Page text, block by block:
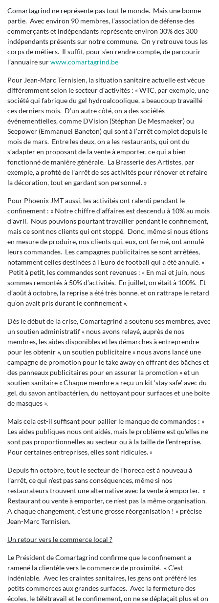
Comartagrind ne représente pas tout le monde. Mais une bonne
partie. Avec environ 90 membres, l’association de défense des
commerçants et indépendants représente environ 30% des 300
indépendants présents sur notre commune. On y retrouve tous les
corps de métiers. Il suffit, pour s’en rendre compte, de parcourir
l’annuaire surwww.comartagrind.be
Pour Jean-Marc Ternisien, la situation sanitaire actuelle est vécue
différemment selon le secteur d’activités : « WTC, par exemple, une
société qui fabrique du gel hydroalcoolique, a beaucoup travaillé
ces derniers mois. D’un autre côté, on a des sociétés
événementielles, comme DVision (Stéphan De Mesmaeker) ou
Seepower (Emmanuel Baneton) qui sont à l’arrêt complet depuis le
mois de mars. Entre les deux, on a les restaurants, qui ont du
s’adapter en proposant de la vente à emporter, ce qui a bien
fonctionné de manière générale. La Brasserie des Artistes, par
exemple, a profité de l’arrêt de ses activités pour rénover et refaire
la décoration, tout en gardant son personnel. »
Pour Phoenix JMT aussi, les activités ont ralenti pendant le
confinement : « Notre chiffre d’affaires est descendu à 10% au mois
d’avril. Nous pouvions pourtant travailler pendant le confinement,
mais ce sont nos clients qui ont stoppé. Donc, même si nous étions
en mesure de produire, nos clients qui, eux, ont fermé, ont annulé
leurs commandes. Les campagnes publicitaires se sont arrêtées,
notamment celles destinées à l’Euro de football qui a été annulé. »
Petit à petit, les commandes sont revenues : « En mai et juin, nous
sommes remontés à 50% d’activités. En juillet, on était à 100%. Et
d’août à octobre, la reprise a été très bonne, et on rattrape le retard
qu’on avait pris durant le confinement ».
Dès le début de la crise, Comartagrind a soutenu ses membres, avec
un soutien administratif « nous avons relayé, auprès de nos
membres, les aides disponibles et les démarches à entreprendre
pour les obtenir », un soutien publicitaire « nous avons lancé une
campagne de promotion pour le take away en offrant des bâches et
des panneaux publicitaires pour en assurer la promotion » et un
soutien sanitaire « Chaque membre a reçu un kit ‘stay safe’ avec du
gel, du savon antibactérien, du nettoyant pour surfaces et une boite
de masques ».
Mais cela est-il suffisant pour pallier le manque de commandes : «
Les aides publiques nous ont aidés, mais le problème est qu’elles ne
sont pas proportionnelles au secteur ou à la taille de l’entreprise.
Pour certaines entreprises, elles sont ridicules. »
Depuis fin octobre, tout le secteur de l’horeca est à nouveau à
l’arrêt, ce qui n’est pas sans conséquences, même si nos
restaurateurs trouvent une alternative avec la vente à emporter. «
Restaurant ou vente à emporter, ce n’est pas la même organisation.
A chaque changement, c’est une grosse réorganisation ! » précise
Jean-Marc Ternisien.
Un retour vers le commerce local ?
Le Président de Comartagrind confirme que le confinement a
ramené la clientèle vers le commerce de proximité. « C’est
indéniable. Avec les craintes sanitaires, les gens ont préféré les
petits commerces aux grandes surfaces. Avec la fermeture des
écoles, le télétravail et le confinement, on ne se déplaçait plus et on